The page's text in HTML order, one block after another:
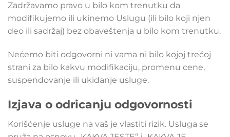
Zadržavamo pravo u bilo kom trenutku da
modifikujemo ili ukinemo Uslugu (ili bilo koji njen
deo ili sadržaj) bez obaveštenja u bilo kom trenutku.
Nećemo biti odgovorni ni vama ni bilo kojoj trećoj
strani za bilo kakvu modifikaciju, promenu cene,
suspendovanje ili ukidanje usluge.
Izjava o odricanju odgovornosti
Korišćenje usluge na vaš je vlastiti rizik. Usluga se